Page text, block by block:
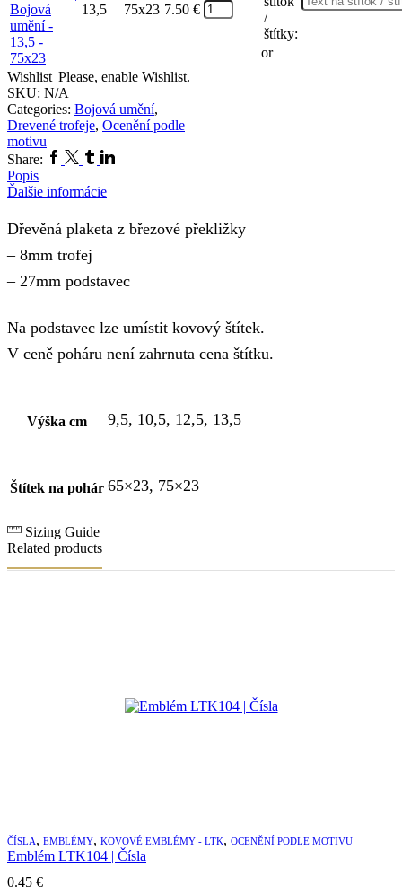
13,5 75x23 7.50 €
/
štítky:
or
Wishlist Please, enable Wishlist.
SKU: N/A
Categories: Bojová umění,
Drevené trofeje, Ocenění podle
motivu
Share: Facebook
Twitter
TumblrLinkedin
Popis
Ďalšie informácie
Dřevěná plaketa z březové překližky
– 8mm trofej
– 27mm podstavec
Na podstavec lze umístit kovový štítek.
V ceně poháru není zahrnuta cena štítku.
Výška cm 9,5, 10,5, 12,5, 13,5
Štítek na pohár 65×23, 75×23
Sizing Guide
Related products
ČÍSLA, EMBLÉMY, KOVOVÉ EMBLÉMY - LTK, OCENĚNÍ PODLE MOTIVU
Emblém LTK104 | Čísla
0.45 €